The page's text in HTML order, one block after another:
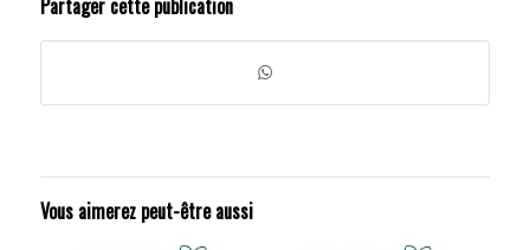
Vous aimerez peut-être aussi